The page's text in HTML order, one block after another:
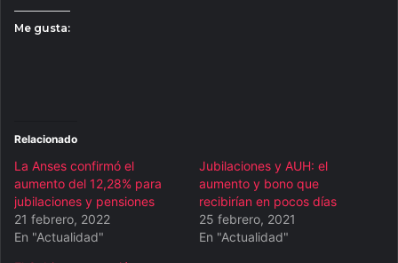
Me gusta:
Relacionado
La Anses confirmó el
aumento del 12,28% para
jubilaciones y pensiones
21 febrero, 2022
En "Actualidad"
Jubilaciones y AUH: el
aumento y bono que
recibirían en pocos días
25 febrero, 2021
En "Actualidad"